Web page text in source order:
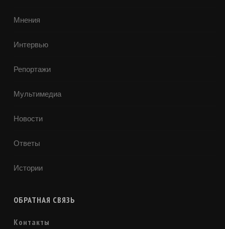
Мнения
Интервью
Репортажи
Мультимедиа
Новости
Ответы
Истории
ОБРАТНАЯ СВЯЗЬ
Контакты